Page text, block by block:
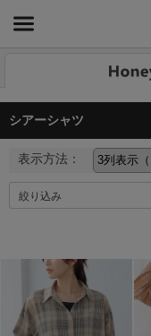
シアーシャツ
表示方法：
絞り込み